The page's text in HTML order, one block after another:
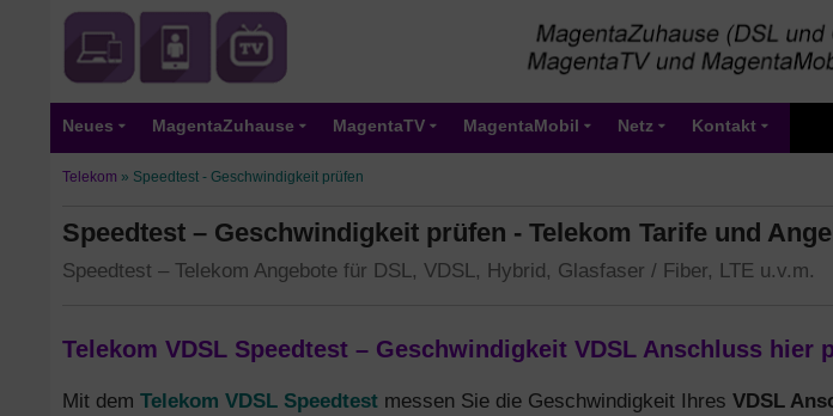
Neues MagentaZuhause MagentaTV MagentaMobil Netz Kontakt
Telekom » Speedtest - Geschwindigkeit prüfen
Speedtest – Geschwindigkeit prüfen - Telekom Tarife und
Speedtest – Telekom Angebote für DSL, VDSL, Hybrid, Glasfaser / Fiber, LTE u.v.m.
Telekom VDSL Speedtest – Geschwindigkeit VDSL Anschluss hier
Mit dem Telekom VDSL Speedtest messen Sie die Geschwindigkeit Ihres VDSL